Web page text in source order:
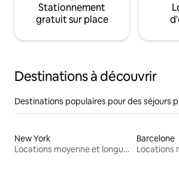
Stationnement
gratuit sur place
Destinations à découvrir
Destinations populaires pour des séjours
New York
Locations moyenne et longue durée
Barcelone